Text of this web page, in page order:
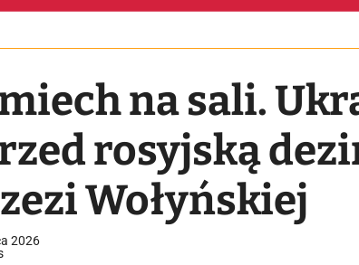
na sali.
rosyjską
Wołyńskiej
2026